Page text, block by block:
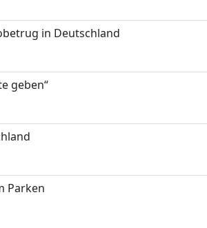
in Deutschland
geben“
Parken